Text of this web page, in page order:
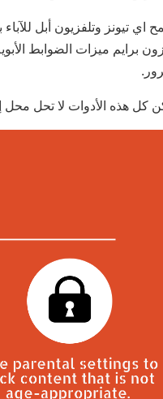
اي تيونز وتلفزيون أبل
برايم ميزات الضوابط
كل هذه الأدوات لا تحل